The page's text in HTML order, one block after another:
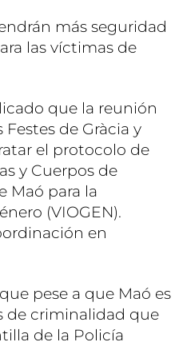
más seguridad
las víctimas de
que la reunión
de Gràcia y
el protocolo de
y Cuerpos de
Maó para la
(VIOGEN).
en
pese a que Maó es
de criminalidad que
de la Policía